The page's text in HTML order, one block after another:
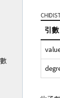
引數